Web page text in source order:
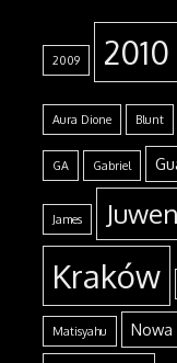
2009 2010
Aura Dione Blunt
GA Gabriel
James
Kraków
Matisyahu Nowa